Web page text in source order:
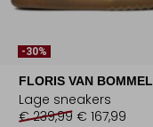
-30%
FLORIS VAN BOMMEL
Lage sneakers
€ 239,99 € 167,99